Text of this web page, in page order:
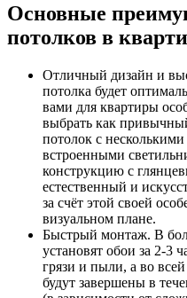
Основные
потолков в
Отличный дизайн и
потолка будет
вами для квартиры
выбрать как
потолок с
встроенными
конструкцию с
естественный и
за счёт этой своей
визуальном плане.
Быстрый монтаж. В
установят обои за 2-3
грязи и пыли, а во
будут завершены в